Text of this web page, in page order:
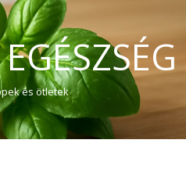
és ötletek